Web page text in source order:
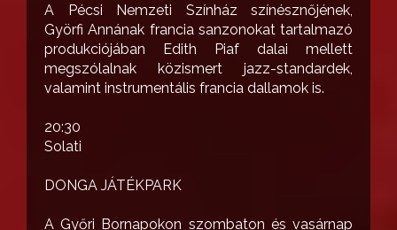
A Pécsi Nemzeti Színház színésznőjének,
Györfi Annának francia sanzonokat tartalmazó
produkciójában Edith Piaf dalai mellett
megszólalnak közismert jazz-standardek,
valamint instrumentális francia dallamok is.
20:30
Solati
DONGA JÁTÉKPARK
A Győri Bornapokon szombaton és vasárnap